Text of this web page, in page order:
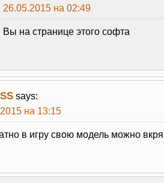
26.05.2015 на 02:49
Вы на странице этого софта
says:
на 13:15
в игру свою модель можно